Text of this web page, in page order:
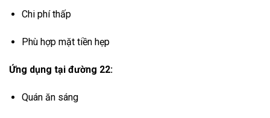
Chi phí thấp
Phù hợp mặt tiền hẹp
Ứng dụng tại đường 22:
Quán ăn sáng